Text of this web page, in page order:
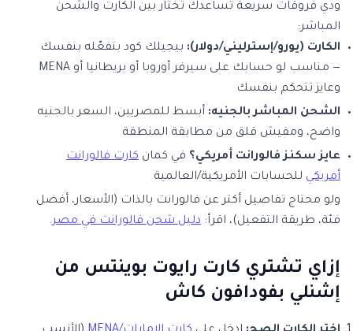
ودي فروقات سريعة تساعدك تختار بين الكارت والشحن
المباشر:
الكارت (يورو/إسترليني/دولار): بيجيلك كود بتفعّله بنفسك
— مناسب لو حسابك على سيرفر أوروبا أو بريطانيا أو MENA
وعايز تتحكم بنفسك
الشحن المباشر بالجنيه: أبسط للمصريين، السعر بالجنيه
واضح، ومفيش قلق من مطابقة المنطقة
عايز سكنز فالورانت أمريكي؟ في كمان كارت فالورانت
أمريكي للحسابات الأمريكية/العالمية
ولو محتاج تفاصيل أكتر عن فالورانت بالذات (الأسعار، أفضل
فئة، طريقة التفعيل)، اقرأ: دليل شحن فالورانت في مصر.
إزاي تشتري كارت رايوت بوينتس من
إشنلي بفودافون كاش